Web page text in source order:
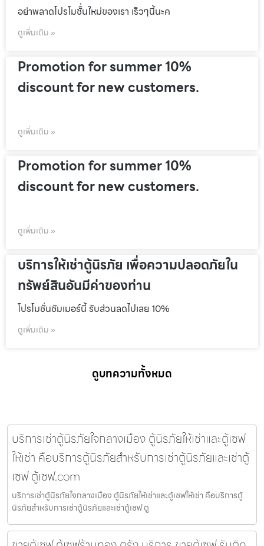
อย่าพลาดโปรโมชั้่นใหม่ของเรา เร็วๆนี้นะค
ดูเพิ่มเติม »
Promotion for summer 10%
discount for new customers.
ดูเพิ่มเติม »
Promotion for summer 10%
discount for new customers.
ดูเพิ่มเติม »
บริการให้เช่าตู้นิรภัย เพื่อความปลอดภัยใน
ทรัพย์สินอันมีค่าของท่าน
โปรโมชั่นชัมเมอร์นี้ รับส่วนลดไปเลย 10%
ดูเพิ่มเติม »
ดูบทความทั้งหมด
บริการเช่าตู้นิรภัยใจกลางเมือง ตู้นิรภัยให้เช่าและตู้เซฟ
ให้เช่า คือบริการตู้นิรภัยสำหรับการเช่าตู้นิรภัยและเช่าตู้
เซฟ ตู้เซฟ.com
บริการเช่าตู้นิรภัยใจกลางเมือง ตู้นิรภัยให้เช่าและตู้เซฟให้เช่า คือบริการตู้
นิรภัยสำหรับการเช่าตู้นิรภัยและเช่าตู้เซฟ ตู